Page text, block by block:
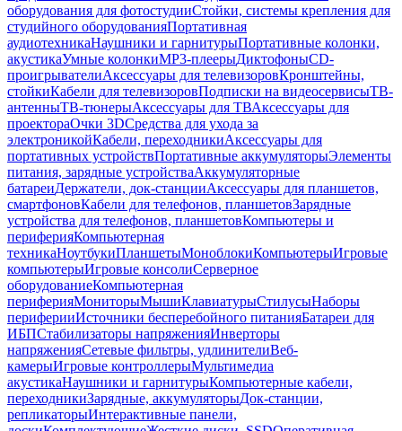
оборудования для фотостудииСтойки, системы крепления для
студийного оборудованияПортативная
аудиотехникаНаушники и гарнитурыПортативные колонки,
акустикаУмные колонкиMP3-плеерыДиктофоныCD-
проигрывателиАксессуары для телевизоровКронштейны,
стойкиКабели для телевизоровПодписки на видеосервисыТВ-
антенныТВ-тюнерыАксессуары для ТВАксессуары для
проектораОчки 3DСредства для ухода за
электроникойКабели, переходникиАксессуары для
портативных устройствПортативные аккумуляторыЭлементы
питания, зарядные устройстваАккумуляторные
батареиДержатели, док-станцииАксессуары для планшетов,
смартфоновКабели для телефонов, планшетовЗарядные
устройства для телефонов, планшетовКомпьютеры и
периферияКомпьютерная
техникаНоутбукиПланшетыМоноблокиКомпьютерыИгровые
компьютерыИгровые консолиСерверное
оборудованиеКомпьютерная
периферияМониторыМышиКлавиатурыСтилусыНаборы
периферииИсточники бесперебойного питанияБатареи для
ИБПСтабилизаторы напряженияИнверторы
напряженияСетевые фильтры, удлинителиВеб-
камерыИгровые контроллерыМультимедиа
акустикаНаушники и гарнитурыКомпьютерные кабели,
переходникиЗарядные, аккумуляторыДок-станции,
репликаторыИнтерактивные панели,